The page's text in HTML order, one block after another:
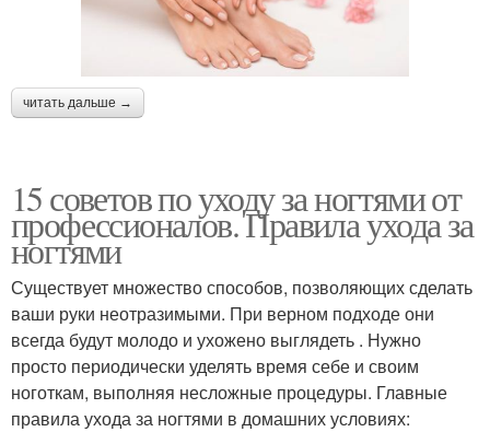
читать дальше →
15 советов по уходу за ногтями от
профессионалов. Правила ухода за
ногтями
Существует множество способов, позволяющих сделать
ваши руки неотразимыми. При верном подходе они
всегда будут молодо и ухожено выглядеть . Нужно
просто периодически уделять время себе и своим
ноготкам, выполняя несложные процедуры. Главные
правила ухода за ногтями в домашних условиях: